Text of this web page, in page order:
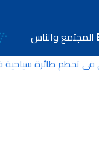
المجتمع والناس